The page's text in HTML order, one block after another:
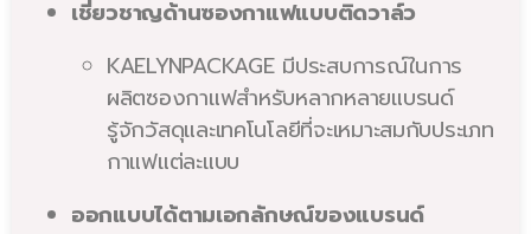
เชี่ยวชาญด้านซองกาแฟแบบติดวาล์ว
KAELYNPACKAGE มีประสบการณ์ในการ
ผลิตซองกาแฟสำหรับหลากหลายแบรนด์
รู้จักวัสดุและเทคโนโลยีที่จะเหมาะสมกับประเภท
กาแฟแต่ละแบบ
ออกแบบได้ตามเอกลักษณ์ของแบรนด์